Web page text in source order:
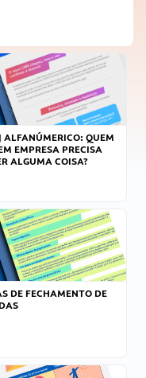
ALFANÚMERICO: QUEM
EMPRESA PRECISA
ALGUMA COISA?
DE FECHAMENTO DE